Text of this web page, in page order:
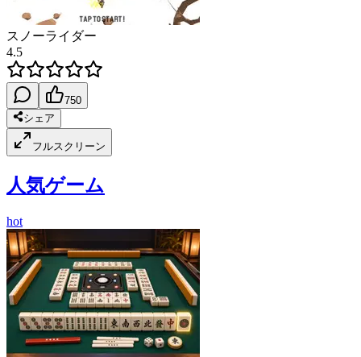
スノーライダー
4.5
750
シェア
フルスクリーン
人気ゲーム
hot